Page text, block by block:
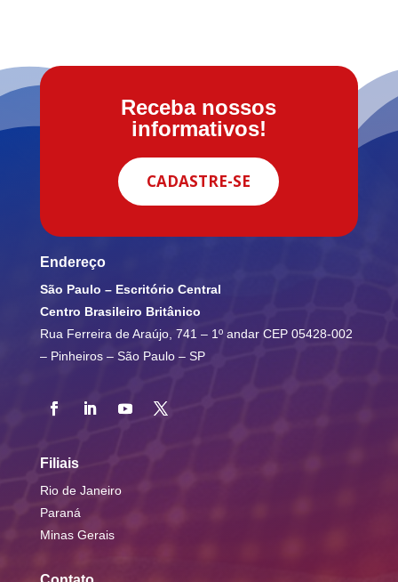
Receba nossos
informativos!
CADASTRE-SE
Endereço
São Paulo – Escritório Central
Centro Brasileiro Britânico
Rua Ferreira de Araújo, 741 – 1º andar CEP 05428-002
– Pinheiros – São Paulo – SP
Filiais
Rio de Janeiro
Paraná
Minas Gerais